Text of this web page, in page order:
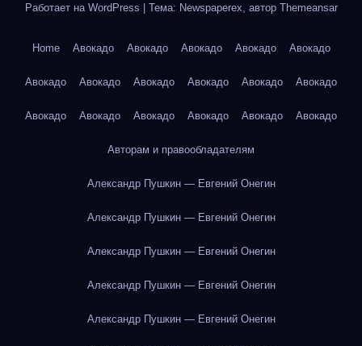
Работает на WordPress Тема: Newspaperex, автор Themeansar
Home Авокадо Авокадо Авокадо Авокадо Авокадо
Авокадо Авокадо Авокадо Авокадо Авокадо Авокадо
Авокадо Авокадо Авокадо Авокадо Авокадо Авокадо
Авторам и правообладателям
Александр Пушкин — Евгений Онегин
Александр Пушкин — Евгений Онегин
Александр Пушкин — Евгений Онегин
Александр Пушкин — Евгений Онегин
Александр Пушкин — Евгений Онегин